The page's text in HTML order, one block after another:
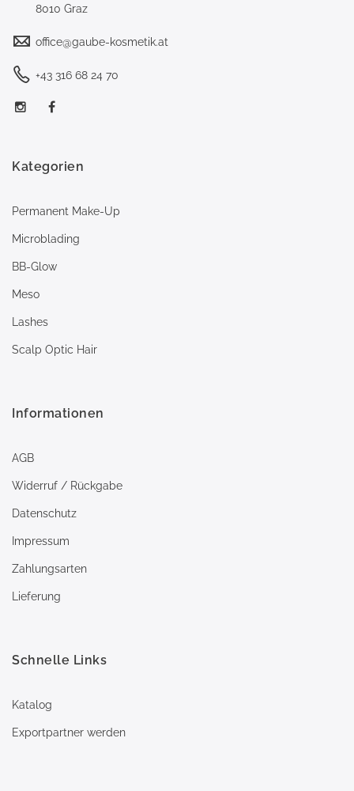
8010 Graz
office@gaube-kosmetik.at
+43 316 68 24 70
Kategorien
Permanent Make-Up
Microblading
BB-Glow
Meso
Lashes
Scalp Optic Hair
Informationen
AGB
Widerruf / Rückgabe
Datenschutz
Impressum
Zahlungsarten
Lieferung
Schnelle Links
Katalog
Exportpartner werden